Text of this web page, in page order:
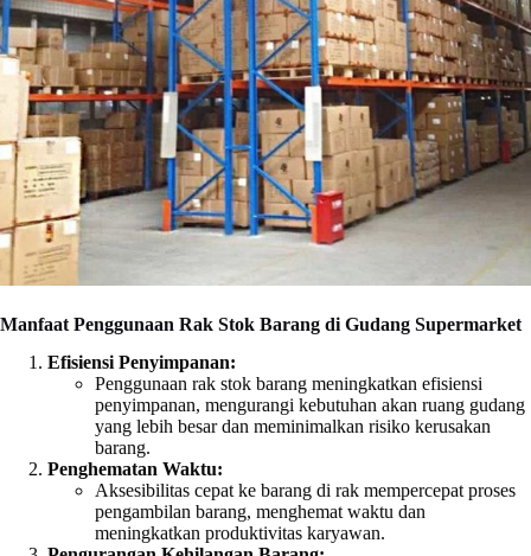
Manfaat Penggunaan Rak Stok Barang di Gudang Supermarket
Efisiensi Penyimpanan:
Penggunaan rak stok barang meningkatkan efisiensi
penyimpanan, mengurangi kebutuhan akan ruang gudang
yang lebih besar dan meminimalkan risiko kerusakan
barang.
Penghematan Waktu:
Aksesibilitas cepat ke barang di rak mempercepat proses
pengambilan barang, menghemat waktu dan
meningkatkan produktivitas karyawan.